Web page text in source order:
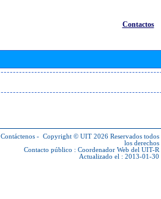
Contactos
Contáctenos - Copyright © UIT 2026 Reservados todos
los derechos
Contacto público : Coordenador Web del UIT-R
Actualizado el : 2013-01-30